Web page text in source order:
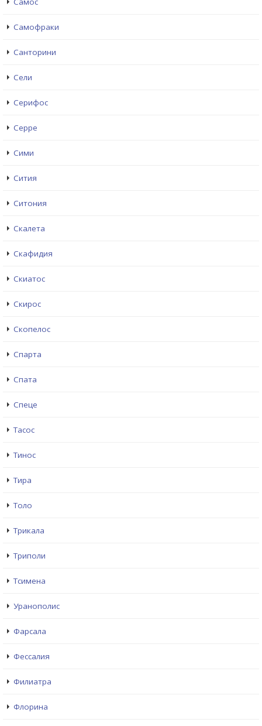
Самофраки
Санторини
Сели
Серифос
Серре
Сими
Сития
Ситония
Скалета
Скафидия
Скиатос
Скирос
Скопелос
Спарта
Спата
Спеце
Тасос
Тинос
Тира
Толо
Трикала
Триполи
Тсимена
Уранополис
Фарсала
Фессалия
Филиатра
Флорина